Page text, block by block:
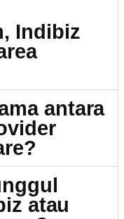
Indibiz
antara
atau